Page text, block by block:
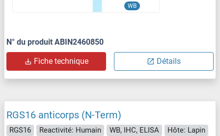
WB
N° du produit ABIN2460850
Fiche technique Détails
RGS16 anticorps (N-Term)
RGS16 Reactivité: Humain WB, IHC, ELISA
Hôte: Lapin